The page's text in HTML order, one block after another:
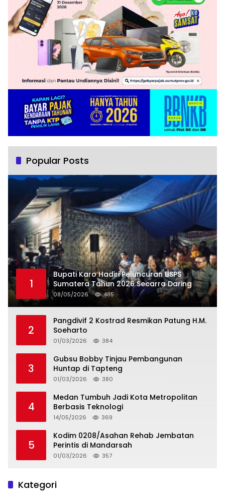
Popular Posts
1
Bupati Karo Hadiri Peluncuran BSPS
Sumatera Tahun 2026 Secarra Daring
08/05/2026 485
2
Pangdivif 2 Kostrad Resmikan Patung H.M.
Soeharto
01/03/2026 384
3
Gubsu Bobby Tinjau Pembangunan
Huntap di Tapteng
01/03/2026 380
4
Medan Tumbuh Jadi Kota Metropolitan
Berbasis Teknologi
14/05/2026 369
5
Kodim 0208/Asahan Rehab Jembatan
Perintis di Mandarsah
01/03/2026 357
Kategori